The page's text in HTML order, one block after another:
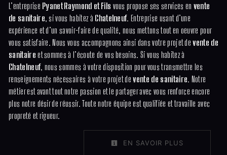
L’entreprise Pyanet Raymond et Fils vous propose ses services en vente
de sanitaire, si vous habitez à Chatelneuf. Entreprise usant d’une
expérience et d’un savoir-faire de qualité, nous mettons tout en oeuvre pour
vous satisfaire. Nous vous accompagnons ainsi dans votre projet devente de
sanitaire et sommes à l’écoute de vos besoins. Si vous habitez à
Chatelneuf, nous sommes à votre disposition pour vous transmettre les
renseignements nécessaires à votre projet devente de sanitaire. Notre
métier est avant tout notre passion et le partager avec vous renforce encore
plus notre désir de réussir. Toute notre équipe est qualifiée et travaille avec
propreté et rigueur.
EN SAVOIR PLUS